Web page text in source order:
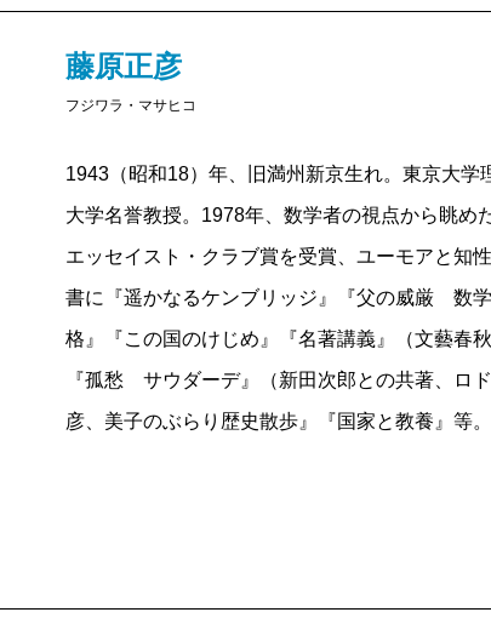
藤原正彦
フジワラ・マサヒコ
1943（昭和18）年、旧満州新京生れ。東京大
大学名誉教授。1978年、数学者の視点から眺
エッセイスト・クラブ賞を受賞、ユーモアと知
書に『遥かなるケンブリッジ』『父の威厳 数
格』『この国のけじめ』『名著講義』（文藝春
『孤愁 サウダーデ』（新田次郎との共著、ロ
彦、美子のぶらり歴史散歩』『国家と教養』等